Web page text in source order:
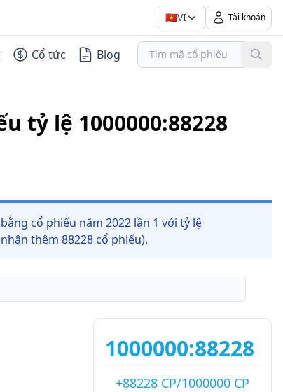
🇻🇳VI Tài khoản
Cổ tức Blog
tỷ lệ 1000000:88228
cổ phiếu năm 2022 lần 1 với tỷ lệ
thêm 88228 cổ phiếu).
1000000:88228
+88228 CP/1000000 CP